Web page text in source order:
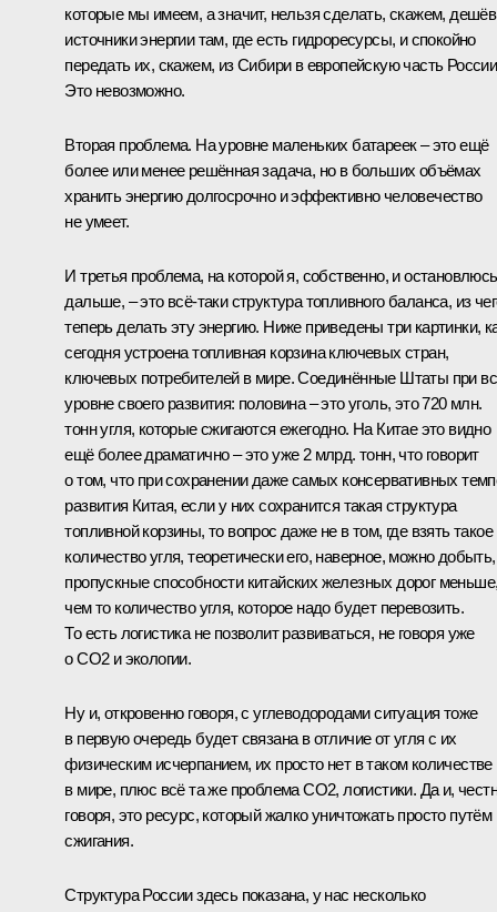
которые мы имеем, а значит, нельзя сделать, скажем,
источники энергии там, где есть гидроресурсы, и спокойно
передать их, скажем, из Сибири в европейскую часть
Это невозможно.
Вторая проблема. На уровне маленьких батареек – это ещё
более или менее решённая задача, но в больших объёмах
хранить энергию долгосрочно и эффективно человечество
не умеет.
И третья проблема, на которой я, собственно, и остановлюсь
дальше, – это всё‑таки структура топливного баланса, из
теперь делать эту энергию. Ниже приведены три картинки,
сегодня устроена топливная корзина ключевых стран,
ключевых потребителей в мире. Соединённые Штаты при
уровне своего развития: половина – это уголь, это 720 млн.
тонн угля, которые сжигаются ежегодно. На Китае это видно
ещё более драматично – это уже 2 млрд. тонн, что говорит
о том, что при сохранении даже самых консервативных
развития Китая, если у них сохранится такая структура
топливной корзины, то вопрос даже не в том, где взять такое
количество угля, теоретически его, наверное, можно добыть,
пропускные способности китайских железных дорог
чем то количество угля, которое надо будет перевозить.
То есть логистика не позволит развиваться, не говоря уже
о СО2 и экологии.
Ну и, откровенно говоря, с углеводородами ситуация тоже
в первую очередь будет связана в отличие от угля с их
физическим исчерпанием, их просто нет в таком количестве
в мире, плюс всё та же проблема СО2, логистики. Да и,
говоря, это ресурс, который жалко уничтожать просто путём
сжигания.
Структура России здесь показана, у нас несколько